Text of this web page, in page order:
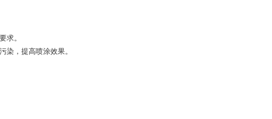
求。
染，提高喷涂效果。